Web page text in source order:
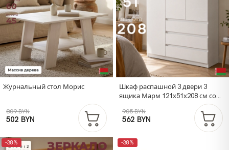
Журнальный стол Морис
809 BYN
502 BYN
Шкаф распашной 3 двери 3
ящика Марм 121х51х208 см со
905 BYN
562 BYN
-38% -38%